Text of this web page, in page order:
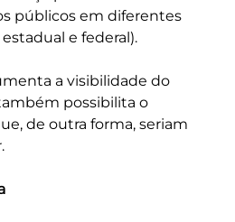
públicos em diferentes
e federal).
a visibilidade do
possibilita o
de outra forma, seriam